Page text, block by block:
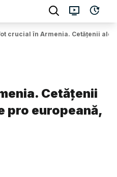
crucial în Armenia. Cetățenii
Cetățenii
pro europeană,